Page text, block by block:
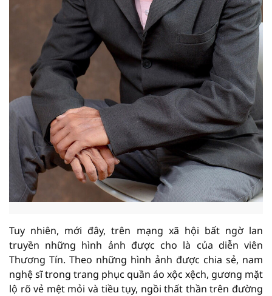
Tuy nhiên, mới đây, trên mạng xã hội bất ngờ lan
truyền những hình ảnh được cho là của diễn viên
Thương Tín. Theo những hình ảnh được chia sẻ, nam
nghệ sĩ trong trang phục quần áo xộc xệch, gương mặt
lộ rõ vẻ mệt mỏi và tiều tụy, ngồi thất thần trên đường